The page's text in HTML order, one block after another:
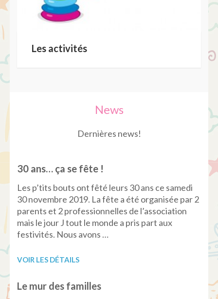
Les activités
News
Dernières news!
30 ans… ça se fête !
Les p’tits bouts ont fêté leurs 30 ans ce samedi
30 novembre 2019. La fête a été organisée par 2
parents et 2 professionnelles de l’association
mais le jour J tout le monde a pris part aux
festivités. Nous avons …
VOIR LES DÉTAILS
Le mur des familles